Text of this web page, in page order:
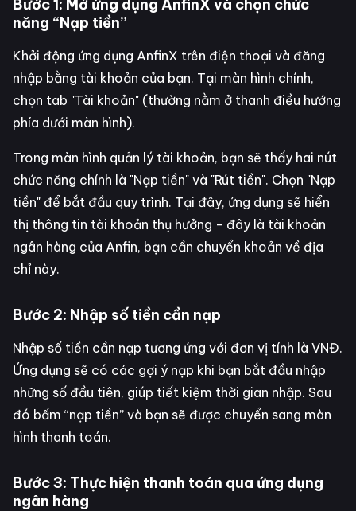
Bước 1: Mở ứng dụng AnfinX và chọn chức
năng “Nạp tiền”
Khởi động ứng dụng AnfinX trên điện thoại và đăng
nhập bằng tài khoản của bạn. Tại màn hình chính,
chọn tab "Tài khoản" (thường nằm ở thanh điều hướng
phía dưới màn hình).
Trong màn hình quản lý tài khoản, bạn sẽ thấy hai nút
chức năng chính là "Nạp tiền" và "Rút tiền". Chọn "Nạp
tiền" để bắt đầu quy trình. Tại đây, ứng dụng sẽ hiển
thị thông tin tài khoản thụ hưởng - đây là tài khoản
ngân hàng của Anfin, bạn cần chuyển khoản về địa
chỉ này.
Bước 2: Nhập số tiền cần nạp
Nhập số tiền cần nạp tương ứng với đơn vị tính là VNĐ.
Ứng dụng sẽ có các gợi ý nạp khi bạn bắt đầu nhập
những số đầu tiên, giúp tiết kiệm thời gian nhập. Sau
đó bấm “nạp tiền” và bạn sẽ được chuyển sang màn
hình thanh toán.
Bước 3: Thực hiện thanh toán qua ứng dụng
ngân hàng